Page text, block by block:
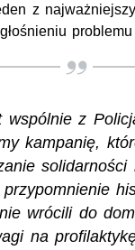
z
wspólnie z
kampanię,
solidarności
wrócili do
na